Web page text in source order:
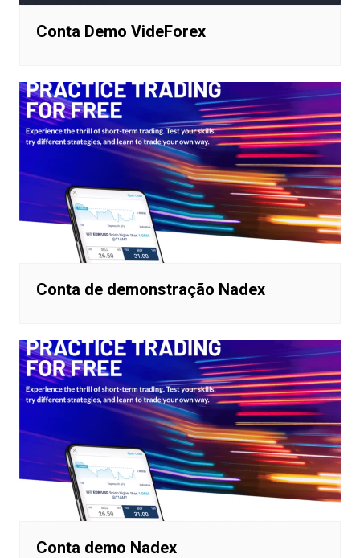
Conta Demo VideForex
Conta de demonstração Nadex
Conta demo Nadex